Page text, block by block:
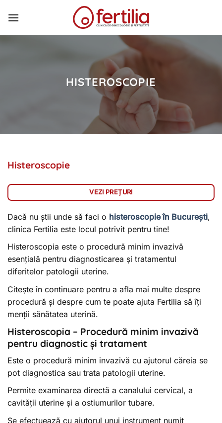
HISTEROSCOPIE
Histeroscopie
VEZI PREȚURI
Dacă nu știi unde să faci o histeroscopie în București,
clinica Fertilia este locul potrivit pentru tine!
Histeroscopia este o procedură minim invazivă
esențială pentru diagnosticarea și tratamentul
diferitelor patologii uterine.
Citește în continuare pentru a afla mai multe despre
procedură și despre cum te poate ajuta Fertilia să îți
menții sănătatea uterină.
Histeroscopia – Procedură minim invazivă
pentru diagnostic și tratament
Este o procedură minim invazivă cu ajutorul căreia se
pot diagnostica sau trata patologii uterine.
Permite examinarea directă a canalului cervical, a
cavității uterine și a ostiumurilor tubare.
Se efectuează cu ajutorul unui instrument numit